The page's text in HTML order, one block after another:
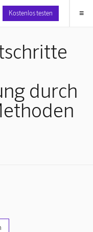
Kostenlos testen ≡
durch